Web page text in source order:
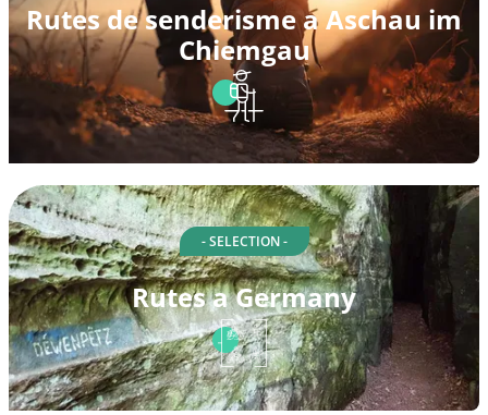
Rutes de senderisme a Aschau im
Chiemgau
- SELECTION -
Rutes a Germany